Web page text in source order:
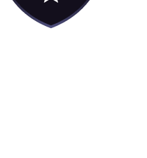
き、しかもより良い